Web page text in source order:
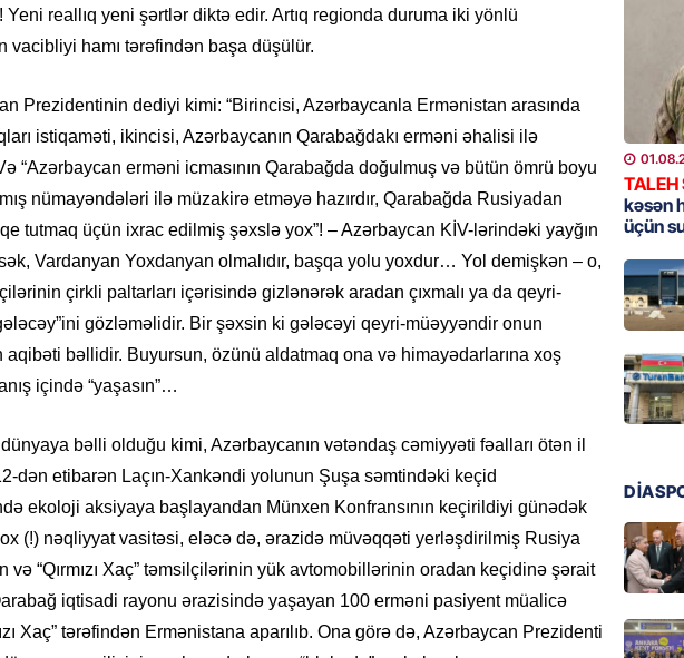
Yeni reallıq yeni şərtlər diktə edir. Artıq regionda duruma iki yönlü
vacibliyi hamı tərəfindən başa düşülür.
Prezidentinin dediyi kimi: “Birincisi, Azərbaycanla Ermənistan arasında
istiqaməti, ikincisi, Azərbaycanın Qarabağdakı erməni əhalisi ilə
“Azərbaycan erməni icmasının Qarabağda doğulmuş və bütün ömrü boyu
nümayəndələri ilə müzakirə etməyə hazırdır, Qarabağda Rusiyadan
tutmaq üçün ixrac edilmiş şəxslə yox”! – Azərbaycan KİV-lərindəki yayğın
Vardanyan Yoxdanyan olmalıdır, başqa yolu yoxdur… Yol demişkən – o,
çirkli paltarları içərisində gizlənərək aradan çıxmalı ya da qeyri-
gözləməlidir. Bir şəxsin ki gələcəyi qeyri-müəyyəndir onun
aqibəti bəllidir. Buyursun, özünü aldatmaq ona və himayədarlarına xoş
içində “yaşasın”…
bəlli olduğu kimi, Azərbaycanın vətəndaş cəmiyyəti fəalları ötən il
dən etibarən Laçın-Xankəndi yolunun Şuşa səmtindəki keçid
ekoloji aksiyaya başlayandan Münxen Konfransının keçirildiyi günədək
(!) nəqliyyat vasitəsi, eləcə də, ərazidə müvəqqəti yerləşdirilmiş Rusiya
və “Qırmızı Xaç” təmsilçilərinin yük avtomobillərinin oradan keçidinə şərait
iqtisadi rayonu ərazisində yaşayan 100 erməni pasiyent müalicə
Xaç” tərəfindən Ermənistana aparılıb. Ona görə də, Azərbaycan Prezidenti
GÜNDƏM
Dosye
MANŞET
sazişi
ÖZƏL
Tramp
imtina
ÖZƏL
İki
ETDİ:
TALEH
kəsən
üçün